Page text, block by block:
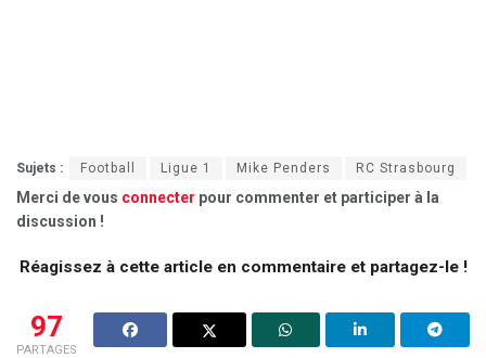
Sujets : Football Ligue 1 Mike Penders RC Strasbourg
Merci de vous connecter pour commenter et participer à la
discussion !
Réagissez à cette article en commentaire et partagez-le !
97
PARTAGES